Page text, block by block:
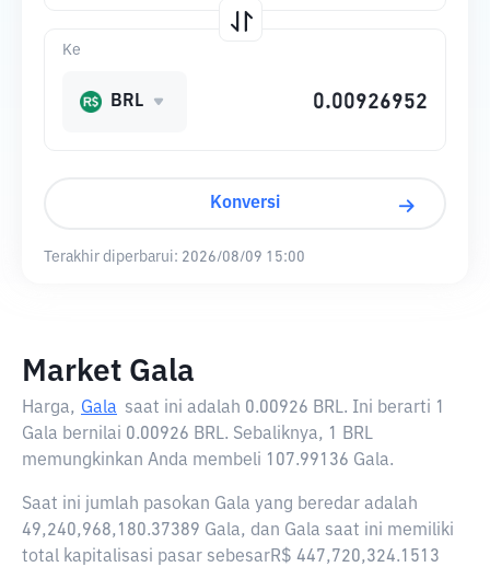
Ke
BRL
Konversi
Terakhir diperbarui: 2026/08/09 15:00
Market Gala
Harga, Gala saat ini adalah 0.00926 BRL. Ini berarti 1
Gala bernilai 0.00926 BRL. Sebaliknya, 1 BRL
memungkinkan Anda membeli 107.99136 Gala.
Saat ini jumlah pasokan Gala yang beredar adalah
49,240,968,180.37389 Gala, dan Gala saat ini memiliki
total kapitalisasi pasar sebesarR$ 447,720,324.1513